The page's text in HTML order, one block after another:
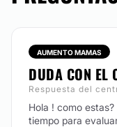
AUMENTO MAMAS
DUDA CON EL
Respuesta del
Hola ! como
tiempo para